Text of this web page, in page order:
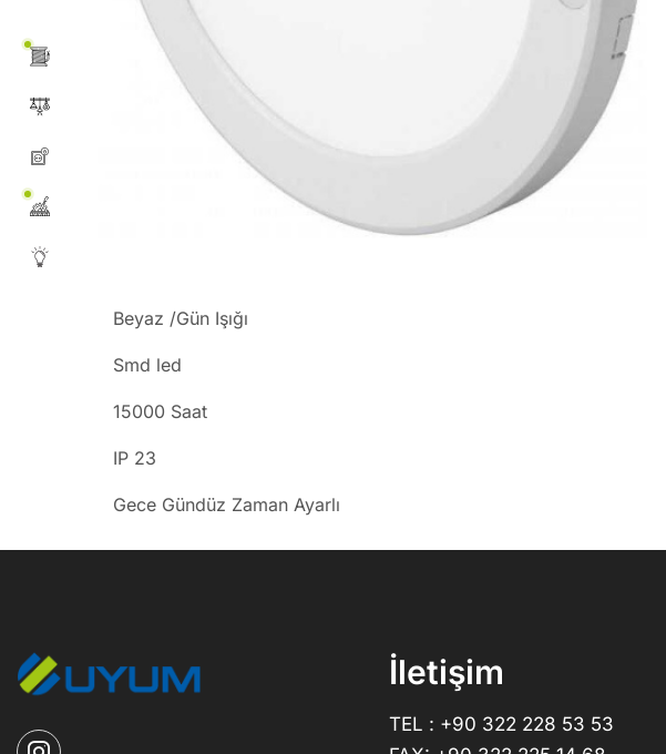
Beyaz /Gün Işığı
Smd led
15000 Saat
IP 23
Gece Gündüz Zaman Ayarlı
İletişim
TEL : +90 322 228 53 53